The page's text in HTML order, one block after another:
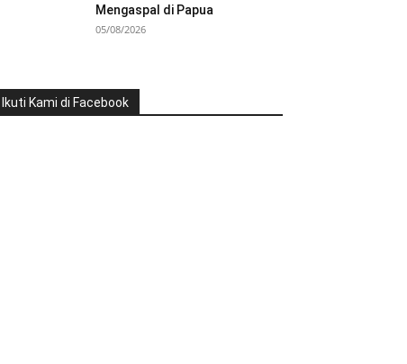
Mengaspal di Papua
05/08/2026
Ikuti Kami di Facebook